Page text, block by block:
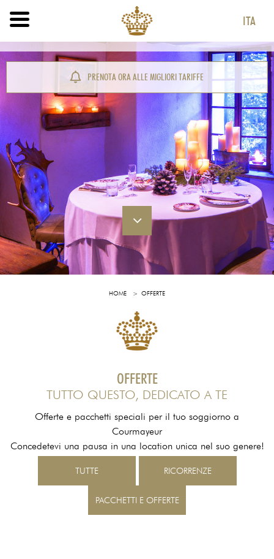
ITA
ENG
PRENOTA ORA ALLE MIGLIORI TARIFFE
HOME OFFERTE
OFFERTE
TUTTO QUESTO, DEDICATO A TE
Offerte e pacchetti speciali per il tuo soggiorno a
Courmayeur
Concedetevi una pausa in una location unica nel suo genere!
TUTTE RICORRENZE
PACCHETTI E OFFERTE